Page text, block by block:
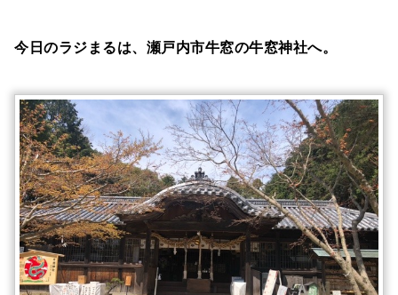
今日のラジまるは、瀬戸内市牛窓の牛窓神社へ。